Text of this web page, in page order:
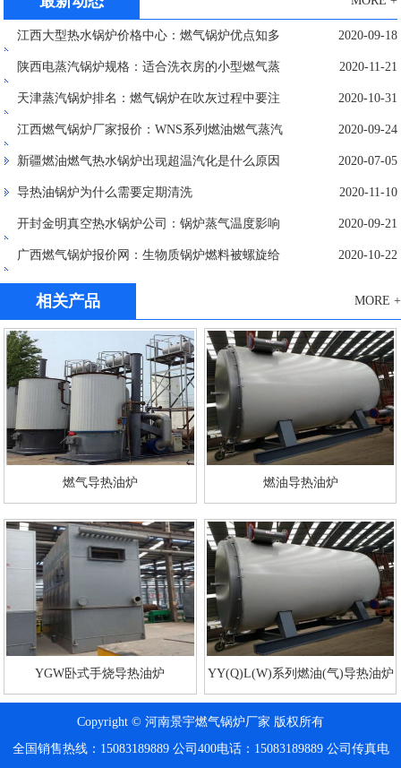
江西大型热水锅炉价格中心：燃气锅炉优点知多
少？
2020-09-18
陕西电蒸汽锅炉规格：适合洗衣房的小型燃气蒸
汽锅炉
2020-11-21
天津蒸汽锅炉排名：燃气锅炉在吹灰过程中要注
意哪些事项?
2020-10-31
江西燃气锅炉厂家报价：WNS系列燃油燃气蒸汽
锅炉特点介绍
2020-09-24
新疆燃油燃气热水锅炉出现超温汽化是什么原因 2020-07-05
导热油锅炉为什么需要定期清洗 2020-11-10
开封金明真空热水锅炉公司：锅炉蒸气温度影响
安全性和经济性
2020-09-21
广西燃气锅炉报价网：生物质锅炉燃料被螺旋给
料机送入什么地方比较好
2020-10-22
相关产品 MORE +
燃气导热油炉 燃油导热油炉
YGW卧式手烧导热油炉 YY(Q)L(W)系列燃油(气)导热油炉
Copyright © 河南景宇燃气锅炉厂家 版权所有
全国销售热线：15083189889公司400电话：15083189889公司传真电